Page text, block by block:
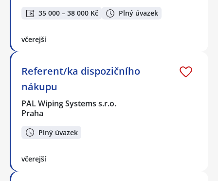
35 000 – 38 000 Kč Plný úvazek
včerejší
Referent/ka dispozičního
nákupu
PAL Wiping Systems s.r.o.
Praha
Plný úvazek
včerejší